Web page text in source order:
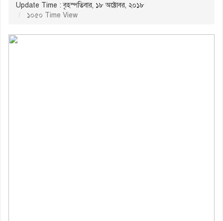
Update Time : বৃহস্পতিবার, ১৮ অক্টোবর, ২০১৮
১০৫০ Time View